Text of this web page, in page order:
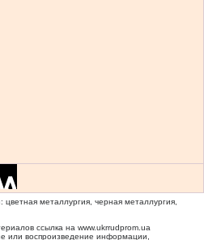
металлургия, черная металлургия,
ссылка на www.ukrrudprom.ua
или воспроизведение информации,